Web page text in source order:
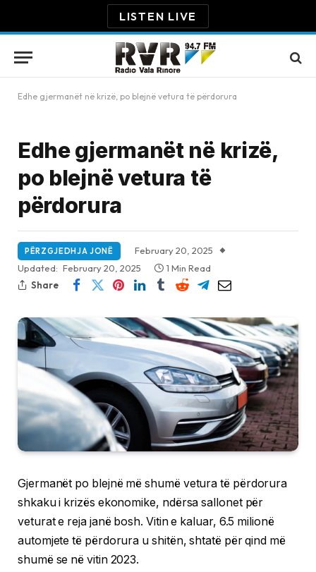
LISTEN LIVE
Edhe gjermanët në krizë, po blejnë vetura të përdorura
Edhe gjermanët në krizë,
po blejnë vetura të
përdorura
PËRZGJEDHJA JONË
February 20, 2025
Updated: February 20, 2025
1 Min Read
Share
Gjermanët po blejnë më shumë vetura të përdorura
shkaku i krizës ekonomike, ndërsa sallonet për
veturat e reja janë bosh. Vitin e kaluar, 6.5 milionë
automjete të përdorura u shitën, shtatë për qind më
shumë se në vitin 2023.